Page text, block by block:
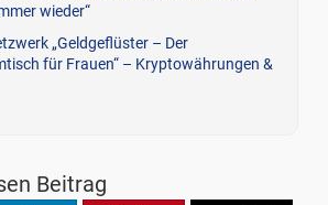
wieder“
„Geldgeflüster – Der
für Frauen“ – Kryptowährungen &
Beitrag